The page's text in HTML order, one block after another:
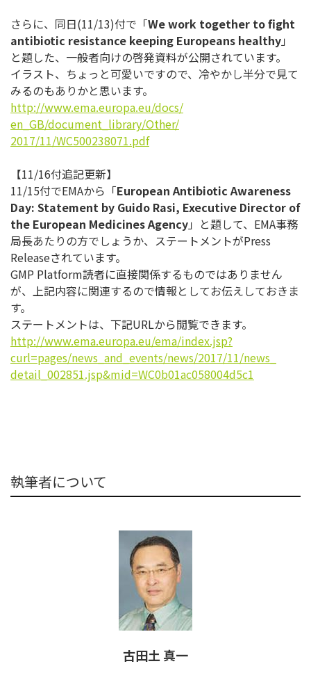
さらに、同日(11/13)付で「We work together to fight
antibiotic resistance keeping Europeans healthy」
と題した、 一般者向けの啓発資料が公開されています。
イラスト、ちょっと可愛いですので、 冷やかし半分で見て
みるのもありかと思います。
http://www.ema.europa.eu/docs/
en_GB/document_library/Other/
2017/11/WC500238071.pdf
【11/16付追記更新】
11/15付でEMAから「European Antibiotic Awareness
Day: Statement by Guido Rasi, Executive Director of
the European Medicines Agency」と題して、EMA事務
局長あたりの方でしょうか、 ステートメントがPress
Releaseされています。
GMP Platform読者に直接関係するものではありません
が、 上記内容に関連するので情報としてお伝えしておきま
す。
ステートメントは、下記URLから閲覧できます。
http://www.ema.europa.eu/ema/index.jsp?
curl=pages/news_and_ events/news/2017/11/news_
detail_002851.jsp&mid=WC0b01ac058004d5c1
執筆者について
古田土 真一